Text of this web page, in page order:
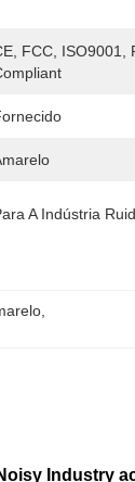
FCC, ISO9001,
A Indústria
Industry